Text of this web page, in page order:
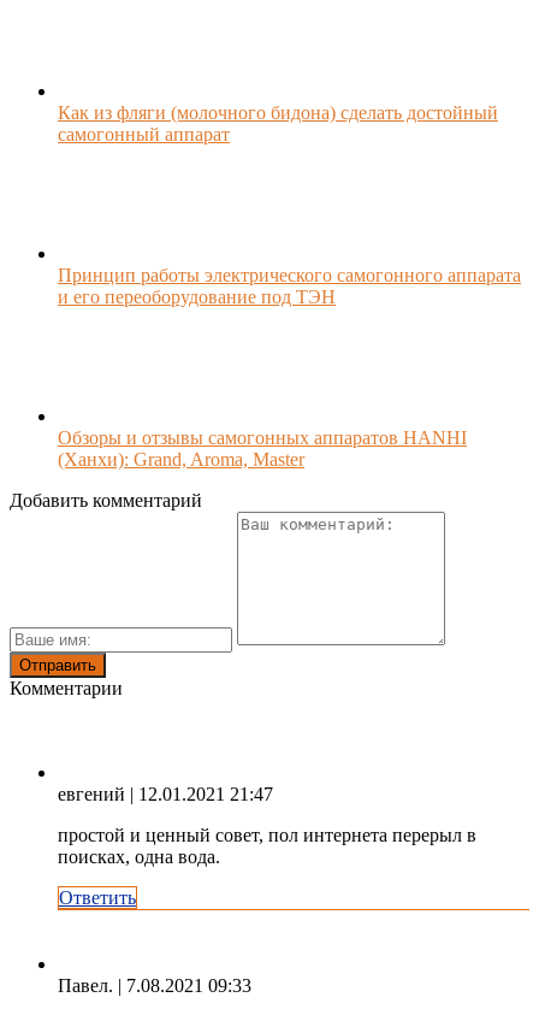
Как из фляги (молочного бидона) сделать достойный
самогонный аппарат
Принцип работы электрического самогонного аппарата
и его переоборудование под ТЭН
Обзоры и отзывы самогонных аппаратов HANHI
(Ханхи): Grand, Aroma, Master
Добавить комментарий
Комментарии
евгений | 12.01.2021 21:47
простой и ценный совет, пол интернета перерыл в
поисках, одна вода.
Ответить
Павел. | 7.08.2021 09:33